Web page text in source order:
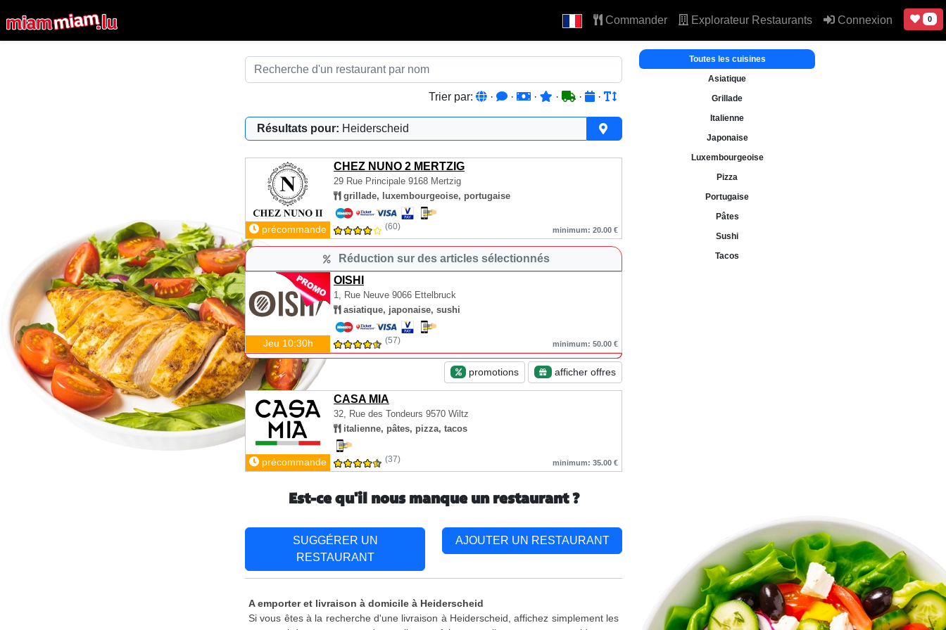
Commander Explorateur Restaurants Connexion 0
Trier par: · · · · · ·
Résultats pour: Heiderscheid
CHEZ NUNO 2 MERTZIG
29 Rue Principale 9168 Mertzig
grillade, luxembourgeoise, portugaise
précommande (60) minimum: 20.00 €
Réduction sur des articles sélectionnés
OISHI
1, Rue Neuve 9066 Ettelbruck
asiatique, japonaise, sushi
Jeu 10:30h (57) minimum: 50.00 €
promotions afficher offres
CASA MIA
32, Rue des Tondeurs 9570 Wiltz
italienne, pâtes, pizza, tacos
précommande (37) minimum: 35.00 €
Toutes les cuisines
Asiatique
Grillade
Italienne
Japonaise
Luxembourgeoise
Pizza
Portugaise
Pâtes
Sushi
Tacos
Est-ce qu'il nous manque un restaurant ?
SUGGÉRER UN
RESTAURANT
AJOUTER UN RESTAURANT
A emporter et livraison à domicile à Heiderscheid
Si vous êtes à la recherche d'une livraison à Heiderscheid, affichez simplement les